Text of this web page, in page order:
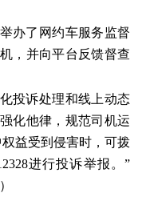
办了网约车服务监督
，并向平台反馈督查
投诉处理和线上动态
化他律，规范司机运
益受到侵害时，可拨
进行投诉举报。”